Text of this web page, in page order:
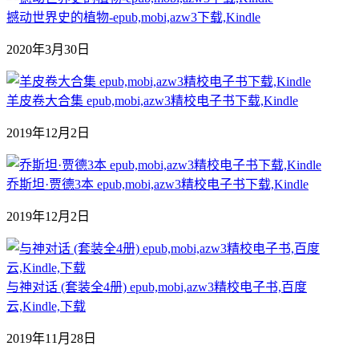
撼动世界史的植物-epub,mobi,azw3下载,Kindle
2020年3月30日
羊皮卷大合集 epub,mobi,azw3精校电子书下载,Kindle
2019年12月2日
乔斯坦·贾德3本 epub,mobi,azw3精校电子书下载,Kindle
2019年12月2日
与神对话 (套装全4册) epub,mobi,azw3精校电子书,百度
云,Kindle,下载
2019年11月28日